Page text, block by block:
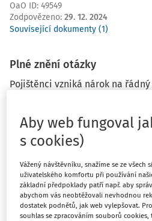
OaO ID: 49549
Zodpovězeno: 29. 12. 2024
Související dokumenty (1)
Plné znění otázky
Pojištěnci vzniká nárok na
Uvažujme, že nutnou dobu
to ke dni 28. 2. 2025, a nebo ke
které se ale týká obecného
datu by odpovídalo § 31 odst. 1
Aby web fungoval
s cookies)
Vážený návštěvníku, snažíme se ze všech
uživatelského komfortu při používání
základní předpoklady patří např. aby
abychom vás neobtěžovali nevhodnou
dostatek podnětů, jak web vylepšovat.
souhlas se zpracováním souborů